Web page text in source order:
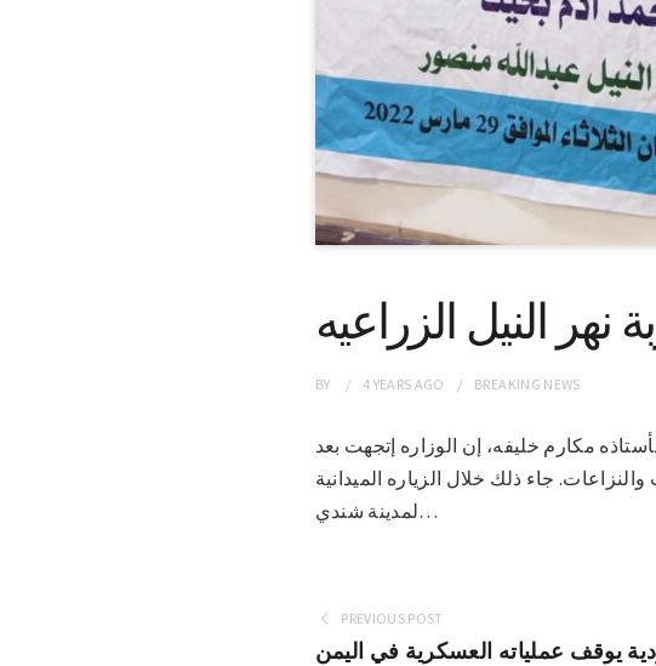
نهر النيل الزراعيه
BY 4 YEARS AGO BREAKING NEWS
الأستاذه مكارم خليفه، إن الوزاره إتجهت بعد
جاء ذلك خلال الزياره الميدانية
لمدينة شندي…
PREVIOUS POST
يوقف عملياته العسكرية في اليمن